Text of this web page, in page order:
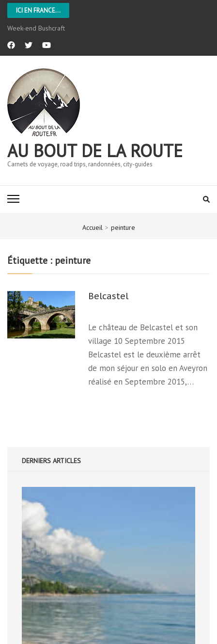
ICI EN FRANCE...
Week-end Bushcraft
AU BOUT DE LA ROUTE
Carnets de voyage, road trips, randonnées, city-guides
Accueil > peinture
Étiquette : peinture
Belcastel
Le château de Belcastel et son
village 10 Septembre 2015
Belcastel est le deuxième arrêt
de mon séjour en solo en Aveyron
réalisé en Septembre 2015,…
DERNIERS ARTICLES